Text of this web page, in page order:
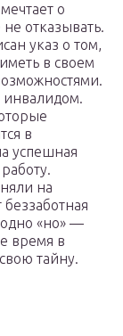
о
отказывать.
указ о том,
в своем
инвалидом.
в
успешная
на
«но» —
время в
тайну.